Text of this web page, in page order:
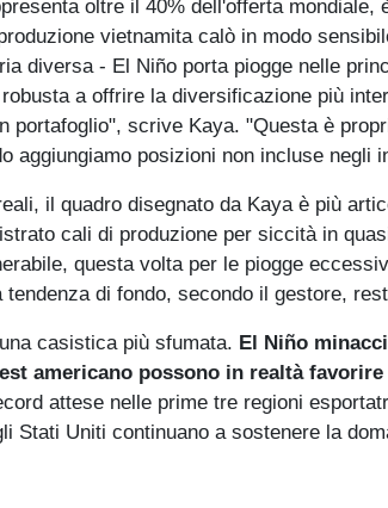
oltre il 40% dell'offerta
vietnamita calò in modo
diversa - El Niño porta piogge nelle
a offrire la diversificazione più
portafoglio", scrive Kaya. "Questa è
aggiungiamo posizioni non incluse negli
il quadro disegnato da Kaya è più
cali di produzione per siccità in
questa volta per le piogge
di fondo, secondo il gestore,
casistica più sfumata. El Niño
americano possono in realtà
attese nelle prime tre regioni
Stati Uniti continuano a sostenere la